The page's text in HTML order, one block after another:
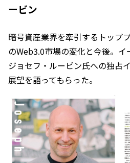
ービン
暗号資産業界を牽引するトップ
のWeb3.0市場の変化と今後。
ジョセフ・ルービン氏への独占
展望を語ってもらった。